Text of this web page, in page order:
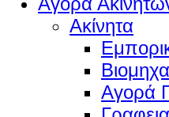
Ακίνητα
Αγορά